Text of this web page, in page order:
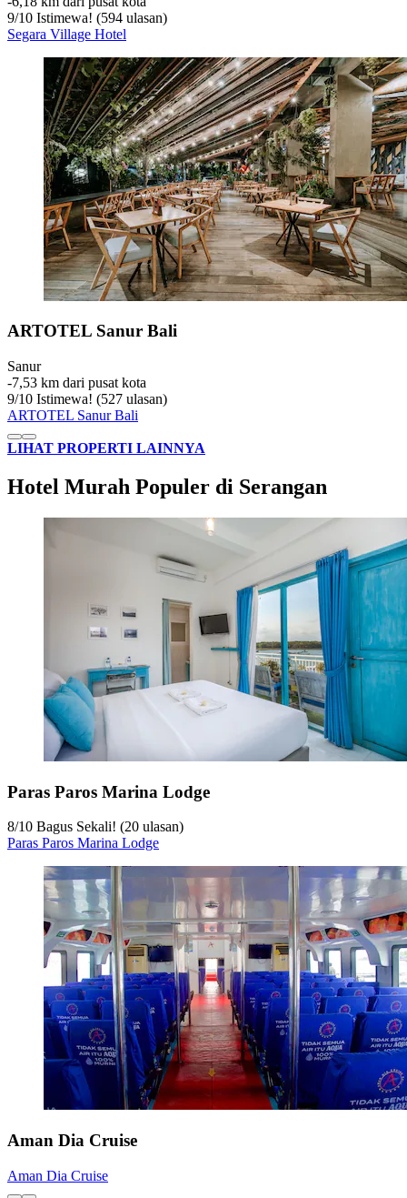
9/10 Istimewa! (594 ulasan)
Segara Village Hotel
ARTOTEL Sanur Bali
Sanur
‐7,53 km dari pusat kota
9/10 Istimewa! (527 ulasan)
ARTOTEL Sanur Bali
LIHAT PROPERTI LAINNYA
Hotel Murah Populer di Serangan
Paras Paros Marina Lodge
8/10 Bagus Sekali! (20 ulasan)
Paras Paros Marina Lodge
Aman Dia Cruise
Aman Dia Cruise